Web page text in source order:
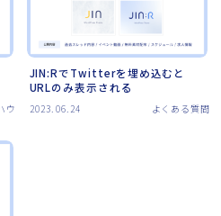
ウ
JIN:RでTwitterを埋め込むと
URLのみ表示される
2023.06.24 よくある質問